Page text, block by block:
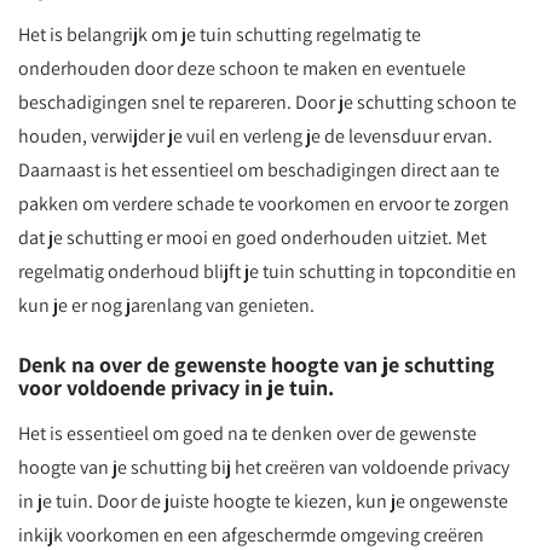
Het is belangrijk om je tuin schutting regelmatig te
onderhouden door deze schoon te maken en eventuele
beschadigingen snel te repareren. Door je schutting schoon te
houden, verwijder je vuil en verleng je de levensduur ervan.
Daarnaast is het essentieel om beschadigingen direct aan te
pakken om verdere schade te voorkomen en ervoor te zorgen
dat je schutting er mooi en goed onderhouden uitziet. Met
regelmatig onderhoud blijft je tuin schutting in topconditie en
kun je er nog jarenlang van genieten.
Denk na over de gewenste hoogte van je schutting
voor voldoende privacy in je tuin.
Het is essentieel om goed na te denken over de gewenste
hoogte van je schutting bij het creëren van voldoende privacy
in je tuin. Door de juiste hoogte te kiezen, kun je ongewenste
inkijk voorkomen en een afgeschermde omgeving creëren